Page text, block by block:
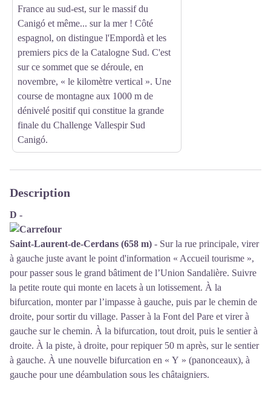
France au sud-est, sur le massif du
Canigó et même... sur la mer ! Côté
espagnol, on distingue l'Empordà et les
premiers pics de la Catalogne Sud. C'est
sur ce sommet que se déroule, en
novembre, « le kilomètre vertical ». Une
course de montagne aux 1000 m de
dénivelé positif qui constitue la grande
finale du Challenge Vallespir Sud
Canigó.
Description
D -
Saint-Laurent-de-Cerdans (658 m) - Sur la rue principale, virer
à gauche juste avant le point d'information « Accueil tourisme »,
pour passer sous le grand bâtiment de l’Union Sandalière. Suivre
la petite route qui monte en lacets à un lotissement. À la
bifurcation, monter par l’impasse à gauche, puis par le chemin de
droite, pour sortir du village. Passer à la Font del Pare et virer à
gauche sur le chemin. À la bifurcation, tout droit, puis le sentier à
droite. À la piste, à droite, pour repiquer 50 m après, sur le sentier
à gauche. À une nouvelle bifurcation en « Y » (panonceaux), à
gauche pour une déambulation sous les châtaigniers.